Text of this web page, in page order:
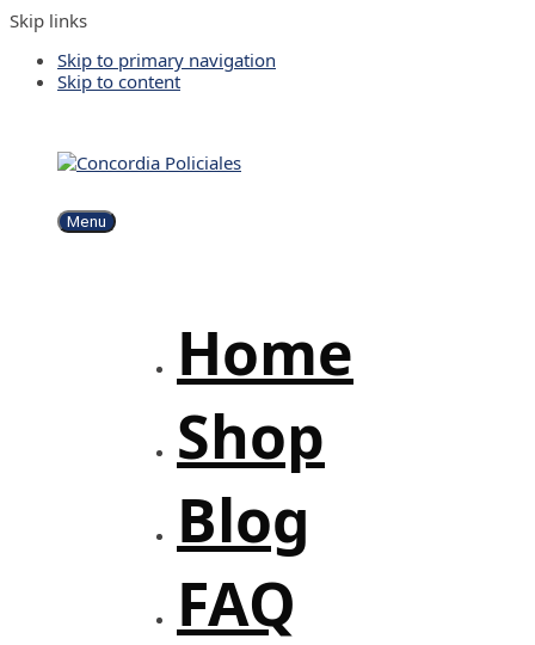
Skip links
Skip to primary navigation
Skip to content
Menu
Home
Shop
Blog
FAQ